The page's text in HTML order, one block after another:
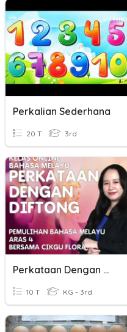
Perkalian Sederhana
20 T 3rd
Perkataan Dengan Diftong
10 T KG - 3rd